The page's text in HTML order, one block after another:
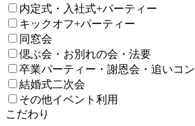
内定式・入社式+パーティー
キックオフ+パーティー
同窓会
偲ぶ会・お別れの会・法要
卒業パーティー・謝恩会・追いコン
結婚式二次会
その他イベント利用
こだわり